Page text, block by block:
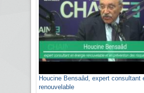
Houcine Bensaâd, expert consultant
renouvelable